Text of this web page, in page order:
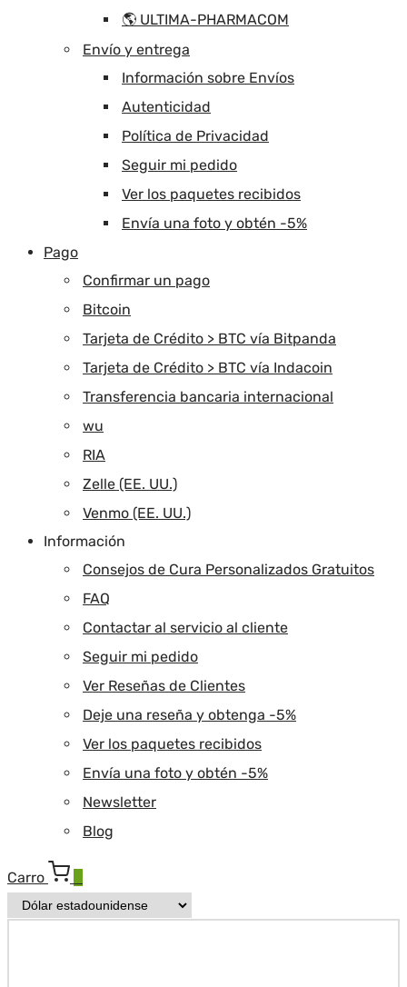
🌎 ULTIMA-PHARMACOM
Envío y entrega
Información sobre Envíos
Autenticidad
Política de Privacidad
Seguir mi pedido
Ver los paquetes recibidos
Envía una foto y obtén -5%
Pago
Confirmar un pago
Bitcoin
Tarjeta de Crédito > BTC vía Bitpanda
Tarjeta de Crédito > BTC vía Indacoin
Transferencia bancaria internacional
wu
RIA
Zelle (EE. UU.)
Venmo (EE. UU.)
Información
Consejos de Cura Personalizados Gratuitos
FAQ
Contactar al servicio al cliente
Seguir mi pedido
Ver Reseñas de Clientes
Deje una reseña y obtenga -5%
Ver los paquetes recibidos
Envía una foto y obtén -5%
Newsletter
Blog
Carro